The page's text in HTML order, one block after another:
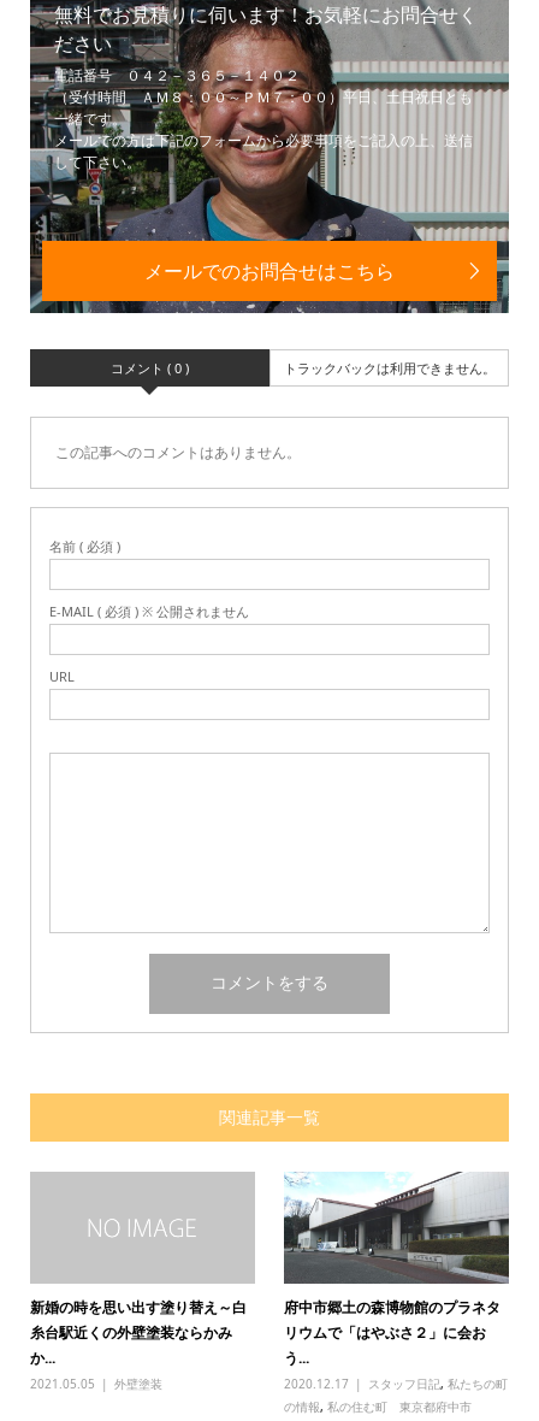
無料でお見積りに伺います！お気軽にお問合せく
ださい
電話番号 ０４２－３６５－１４０２
（受付時間 ＡＭ８：００～ＰＭ７：００）平日、土日祝日とも
一緒です。
メールでの方は下記のフォームから必要事項をご記入の上、送信
して下さい。
メールでのお問合せはこちら
コメント ( 0 ) トラックバックは利用できません。
この記事へのコメントはありません。
名前 ( 必須 )
E-MAIL ( 必須 ) ※ 公開されません
URL
関連記事一覧
新婚の時を思い出す塗り替え～白
糸台駅近くの外壁塗装ならかみ
か...
2021.05.05 外壁塗装
府中市郷土の森博物館のプラネタ
リウムで「はやぶさ２」に会お
う...
2020.12.17 スタッフ日記,私たちの町
の情報,私の住む町 東京都府中市